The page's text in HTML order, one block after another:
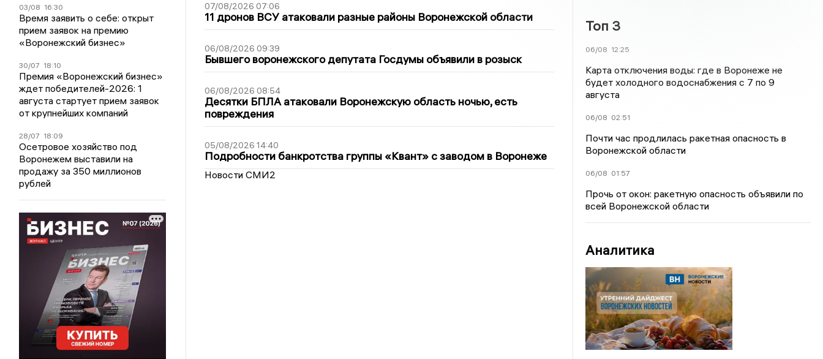
03/08 16:30
Время заявить о себе: открыт
прием заявок на премию
«Воронежский бизнес»
30/07 18:10
Премия «Воронежский бизнес»
ждет победителей-2026: 1
августа стартует прием заявок
от крупнейших компаний
28/07 18:09
Осетровое хозяйство под
Воронежем выставили на
продажу за 350 миллионов
рублей
07/08/2026 07:06
11 дронов ВСУ атаковали разные районы Воронежской области
06/08/2026 09:39
Бывшего воронежского депутата Госдумы объявили в розыск
06/08/2026 08:54
Десятки БПЛА атаковали Воронежскую область ночью, есть
повреждения
05/08/2026 14:40
Подробности банкротства группы «Квант» с заводом в Воронеже
Новости СМИ2
Топ 3
06/08 12:25
Карта отключения воды: где в Воронеже не
будет холодного водоснабжения с 7 по 9
августа
06/08 02:51
Почти час продлилась ракетная опасность в
Воронежской области
06/08 01:57
Прочь от окон: ракетную опасность объявили по
всей Воронежской области
Аналитика